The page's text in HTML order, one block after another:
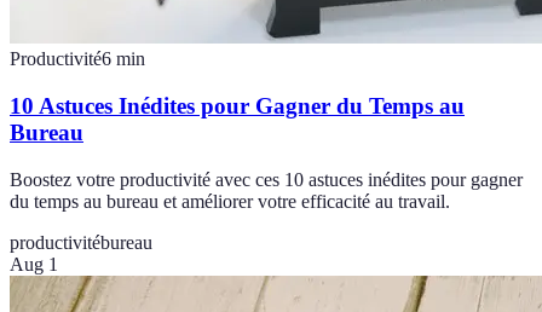
Productivité6 min
10 Astuces Inédites pour Gagner du Temps au
Bureau
Boostez votre productivité avec ces 10 astuces inédites pour gagner
du temps au bureau et améliorer votre efficacité au travail.
productivitébureau
Aug 1